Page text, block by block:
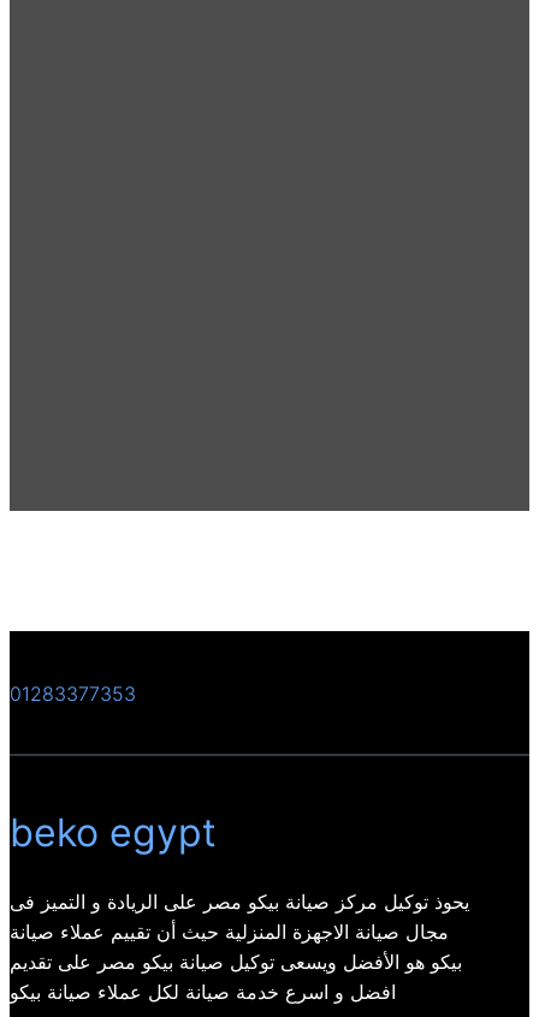
01283377353
beko egypt
يحوذ توكيل مركز صيانة بيكو مصر على الريادة و التميز فى
مجال صيانة الاجهزة المنزلية حيث أن تقييم عملاء صيانة
بيكو هو الأفضل ويسعى توكيل صيانة بيكو مصر على تقديم
افضل و اسرع خدمة صيانة لكل عملاء صيانة بيكو